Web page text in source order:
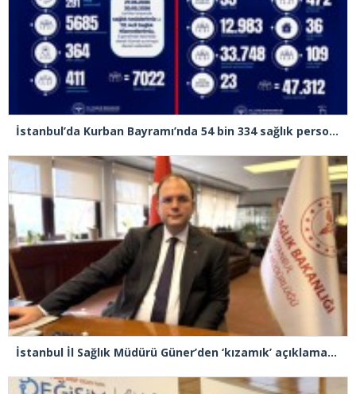
İstanbul’da Kurban Bayramı’nda 54 bin 334 sağlık personeli görev yapacak
İstanbul İl Sağlık Müdürü Güner’den ‘kızamık’ açıklaması: “Problemimiz yok, takipteyiz”